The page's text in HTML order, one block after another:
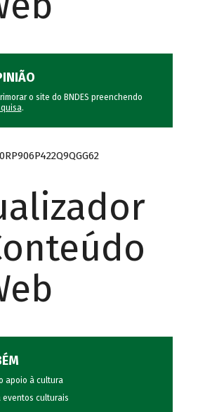
o site do BNDES preenchendo
.
apoio à cultura
eventos culturais